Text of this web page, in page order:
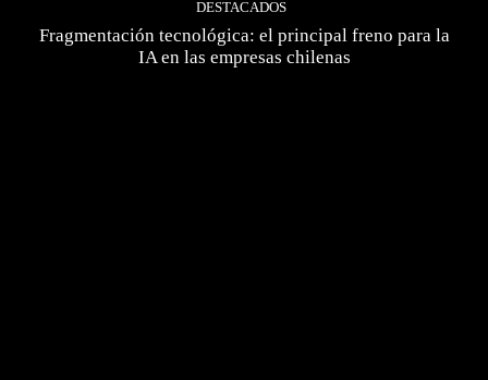
DESTACADOS
Fragmentación tecnológica: el principal freno para la
IA en las empresas chilenas